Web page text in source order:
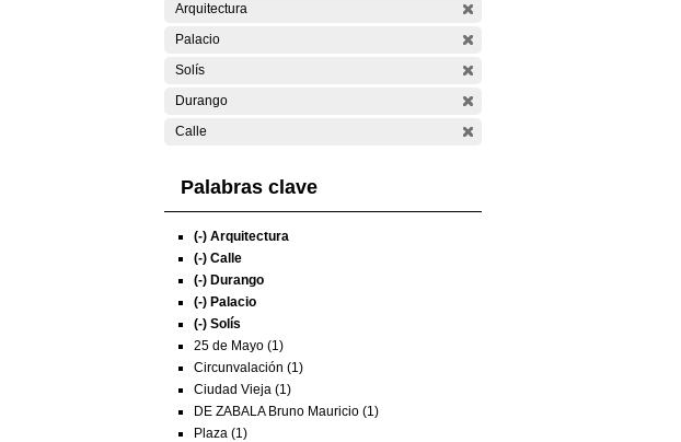
Arquitectura
Palacio
Solís
Durango
Calle
Palabras clave
(-) Arquitectura
(-) Calle
(-) Durango
(-) Palacio
(-) Solís
25 de Mayo (1)
Circunvalación (1)
Ciudad Vieja (1)
DE ZABALA Bruno Mauricio (1)
Plaza (1)